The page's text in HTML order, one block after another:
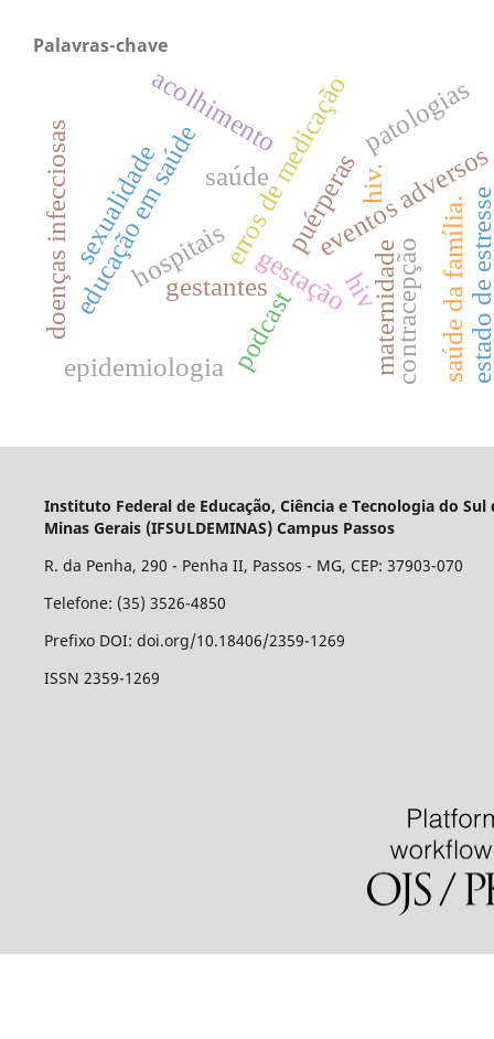
Palavras-chave
gestantes
puérperas
maternidade
erros de medicação
hospitais eventos adversos
educação em saúde hiv
gestação
acolhimento
doenças infecciosas hiv.
contracepçãosaúde da família.
saúde
podcast
sexualidade
epidemiologia estado
patologias
Instituto Federal de Educação, Ciência e Tecnologia do Sul
Minas Gerais (IFSULDEMINAS) Campus Passos
R. da Penha, 290 - Penha II, Passos - MG, CEP: 37903-070
Telefone: (35) 3526-4850
Prefixo DOI: doi.org/10.18406/2359-1269
ISSN 2359-1269